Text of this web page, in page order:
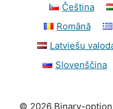
Čeština
Română
Latviešu
Slovenščina
© 2026 Binary-